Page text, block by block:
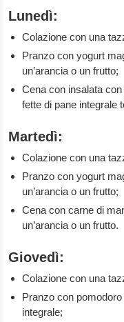
Lunedì:
Colazione con una
Pranzo con yogurt
un’arancia o un frutto;
Cena con insalata
fette di pane integrale
Martedì:
Colazione con una
Pranzo con yogurt
un’arancia o un frutto;
Cena con carne di
un’arancia o un frutto.
Giovedì:
Colazione con una
Pranzo con
integrale;